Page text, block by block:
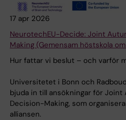
17 apr 2026
NeurotechEU-Decide: Joint
Making (Gemensam höstskola
Hur fattar vi beslut – och varför
Universitetet i Bonn och
bjuda in till ansökningar för Joint
Decision-Making, som
alliansen.